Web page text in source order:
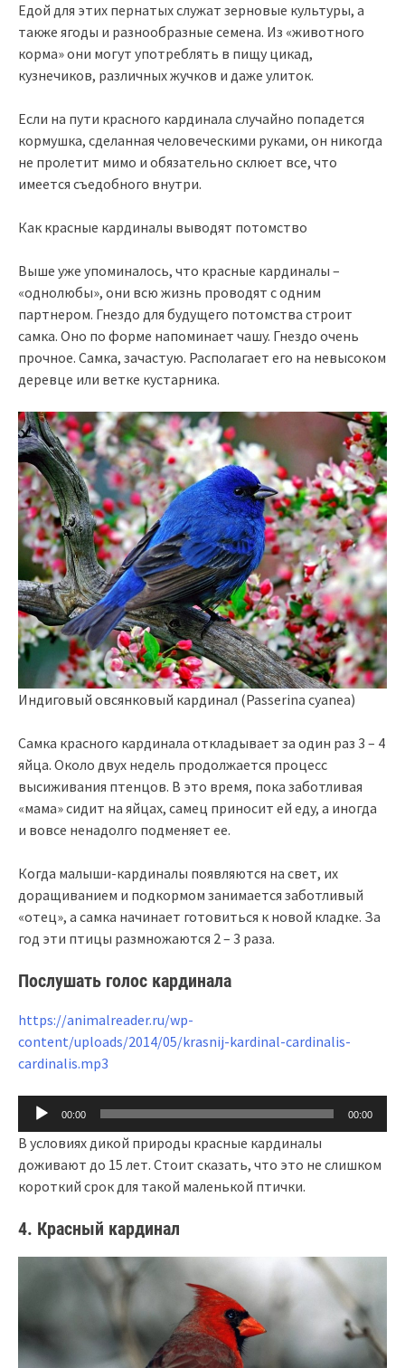
Едой для этих пернатых служат зерновые культуры, а
также ягоды и разнообразные семена. Из «животного
корма» они могут употреблять в пищу цикад,
кузнечиков, различных жучков и даже улиток.
Если на пути красного кардинала случайно попадется
кормушка, сделанная человеческими руками, он никогда
не пролетит мимо и обязательно склюет все, что
имеется съедобного внутри.
Как красные кардиналы выводят потомство
Выше уже упоминалось, что красные кардиналы –
«однолюбы», они всю жизнь проводят с одним
партнером. Гнездо для будущего потомства строит
самка. Оно по форме напоминает чашу. Гнездо очень
прочное. Самка, зачастую. Располагает его на невысоком
деревце или ветке кустарника.
Индиговый овсянковый кардинал (Passerina cyanea)
Самка красного кардинала откладывает за один раз 3 – 4
яйца. Около двух недель продолжается процесс
высиживания птенцов. В это время, пока заботливая
«мама» сидит на яйцах, самец приносит ей еду, а иногда
и вовсе ненадолго подменяет ее.
Когда малыши-кардиналы появляются на свет, их
доращиванием и подкормом занимается заботливый
«отец», а самка начинает готовиться к новой кладке. За
год эти птицы размножаются 2 – 3 раза.
Послушать голос кардинала
https://animalreader.ru/wp-
content/uploads/2014/05/krasnij-kardinal-cardinalis-
cardinalis.mp3
Аудиоплеер
00:00 00:00
В условиях дикой природы красные кардиналы
доживают до 15 лет. Стоит сказать, что это не слишком
короткий срок для такой маленькой птички.
4. Красный кардинал